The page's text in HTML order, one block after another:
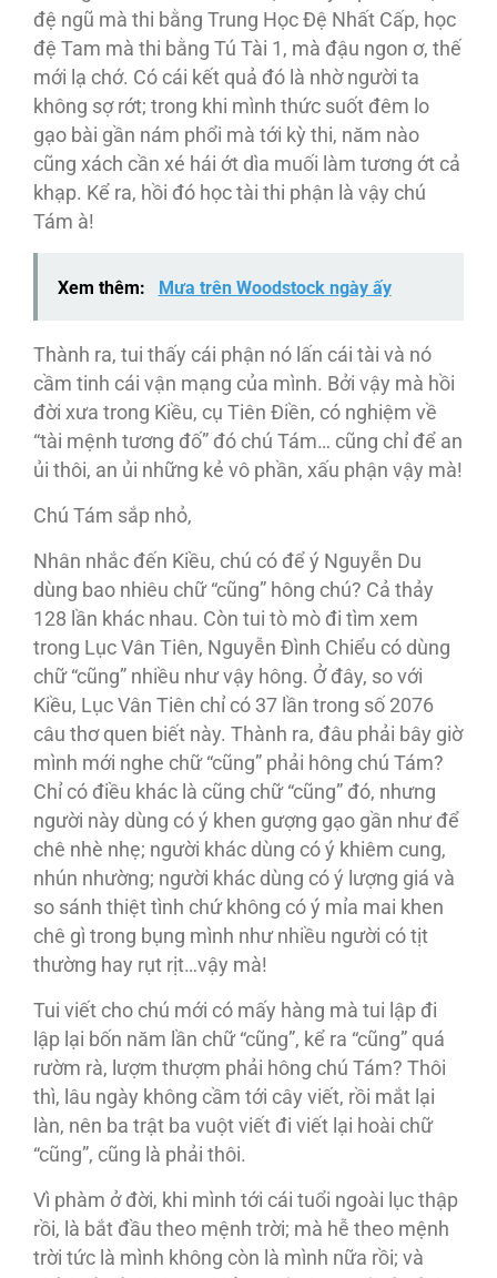
đệ ngũ mà thi bằng Trung Học Đệ Nhất Cấp, học
đệ Tam mà thi bằng Tú Tài 1, mà đậu ngon ơ, thế
mới lạ chớ. Có cái kết quả đó là nhờ người ta
không sợ rớt; trong khi mình thức suốt đêm lo
gạo bài gần nám phổi mà tới kỳ thi, năm nào
cũng xách cần xé hái ớt dìa muối làm tương ớt cả
khạp. Kể ra, hồi đó học tài thi phận là vậy chú
Tám à!
Xem thêm: Mưa trên Woodstock ngày ấy
Thành ra, tui thấy cái phận nó lấn cái tài và nó
cầm tinh cái vận mạng của mình. Bởi vậy mà hồi
đời xưa trong Kiều, cụ Tiên Điền, có nghiệm về
“tài mệnh tương đố” đó chú Tám… cũng chỉ để an
ủi thôi, an ủi những kẻ vô phần, xấu phận vậy mà!
Chú Tám sắp nhỏ,
Nhân nhắc đến Kiều, chú có để ý Nguyễn Du
dùng bao nhiêu chữ “cũng” hông chú? Cả thảy
128 lần khác nhau. Còn tui tò mò đi tìm xem
trong Lục Vân Tiên, Nguyễn Đình Chiểu có dùng
chữ “cũng” nhiều như vậy hông. Ở đây, so với
Kiều, Lục Vân Tiên chỉ có 37 lần trong số 2076
câu thơ quen biết này. Thành ra, đâu phải bây giờ
mình mới nghe chữ “cũng” phải hông chú Tám?
Chỉ có điều khác là cũng chữ “cũng” đó, nhưng
người này dùng có ý khen gượng gạo gần như để
chê nhè nhẹ; người khác dùng có ý khiêm cung,
nhún nhường; người khác dùng có ý lượng giá và
so sánh thiệt tình chứ không có ý mỉa mai khen
chê gì trong bụng mình như nhiều người có tịt
thường hay rụt rịt…vậy mà!
Tui viết cho chú mới có mấy hàng mà tui lập đi
lập lại bốn năm lần chữ “cũng”, kể ra “cũng” quá
rườm rà, lượm thượm phải hông chú Tám? Thôi
thì, lâu ngày không cầm tới cây viết, rồi mắt lại
làn, nên ba trật ba vuột viết đi viết lại hoài chữ
“cũng”, cũng là phải thôi.
Vì phàm ở đời, khi mình tới cái tuổi ngoài lục thập
rồi, là bắt đầu theo mệnh trời; mà hễ theo mệnh
trời tức là mình không còn là mình nữa rồi; và